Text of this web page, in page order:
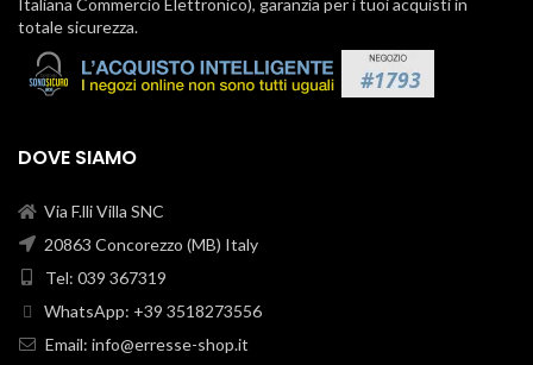
Italiana Commercio Elettronico), garanzia per i tuoi acquisti in
totale sicurezza.
DOVE SIAMO
Via F.lli Villa SNC
20863 Concorezzo (MB) Italy
Tel: 039 367319
WhatsApp: +39 3518273556
Email: info@erresse-shop.it